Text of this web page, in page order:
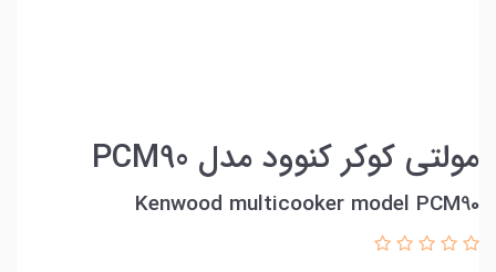
مولتی کوکر کنوود مدل PCM90
Kenwood multicooker model PCM90